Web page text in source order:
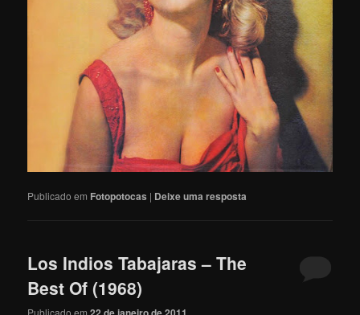
Publicado em Fotopotocas | Deixe uma resposta
Los Indios Tabajaras – The
Best Of (1968)
Publicado em